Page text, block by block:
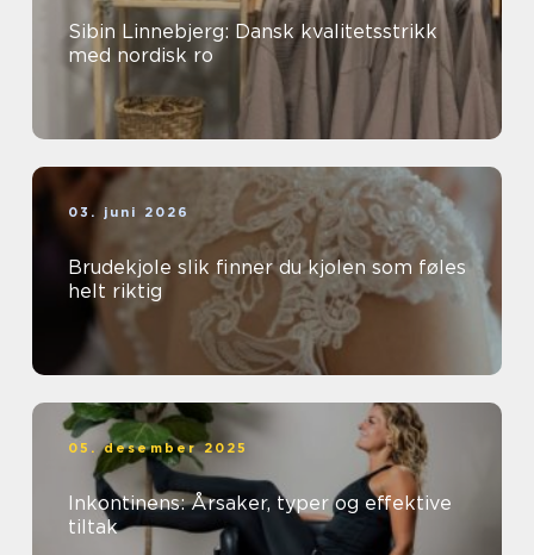
Sibin Linnebjerg: Dansk kvalitetsstrikk
med nordisk ro
03. juni 2026
Brudekjole slik finner du kjolen som føles
helt riktig
05. desember 2025
Inkontinens: Årsaker, typer og effektive
tiltak